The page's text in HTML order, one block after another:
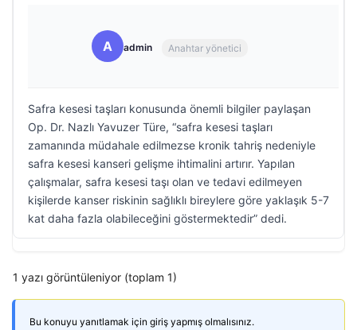
A admin Anahtar yönetici
Safra kesesi taşları konusunda önemli bilgiler paylaşan
Op. Dr. Nazlı Yavuzer Türe, “safra kesesi taşları
zamanında müdahale edilmezse kronik tahriş nedeniyle
safra kesesi kanseri gelişme ihtimalini artırır. Yapılan
çalışmalar, safra kesesi taşı olan ve tedavi edilmeyen
kişilerde kanser riskinin sağlıklı bireylere göre yaklaşık 5-7
kat daha fazla olabileceğini göstermektedir” dedi.
1 yazı görüntüleniyor (toplam 1)
Bu konuyu yanıtlamak için giriş yapmış olmalısınız.